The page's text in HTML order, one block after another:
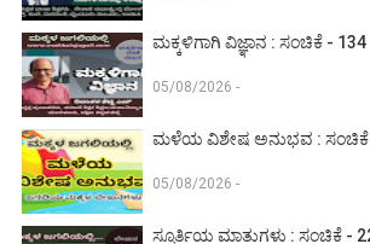
ಮಕ್ಕಳಿಗಾಗಿ ವಿಜ್ಞಾನ : ಸಂಚಿಕೆ - 134
05/08/2026 -
ಮಳೆಯ ವಿಶೇಷ ಅನುಭವ : ಸಂಚಿಕೆ
05/08/2026 -
ಸ್ಫೂರ್ತಿಯ ಮಾತುಗಳು : ಸಂಚಿಕೆ -